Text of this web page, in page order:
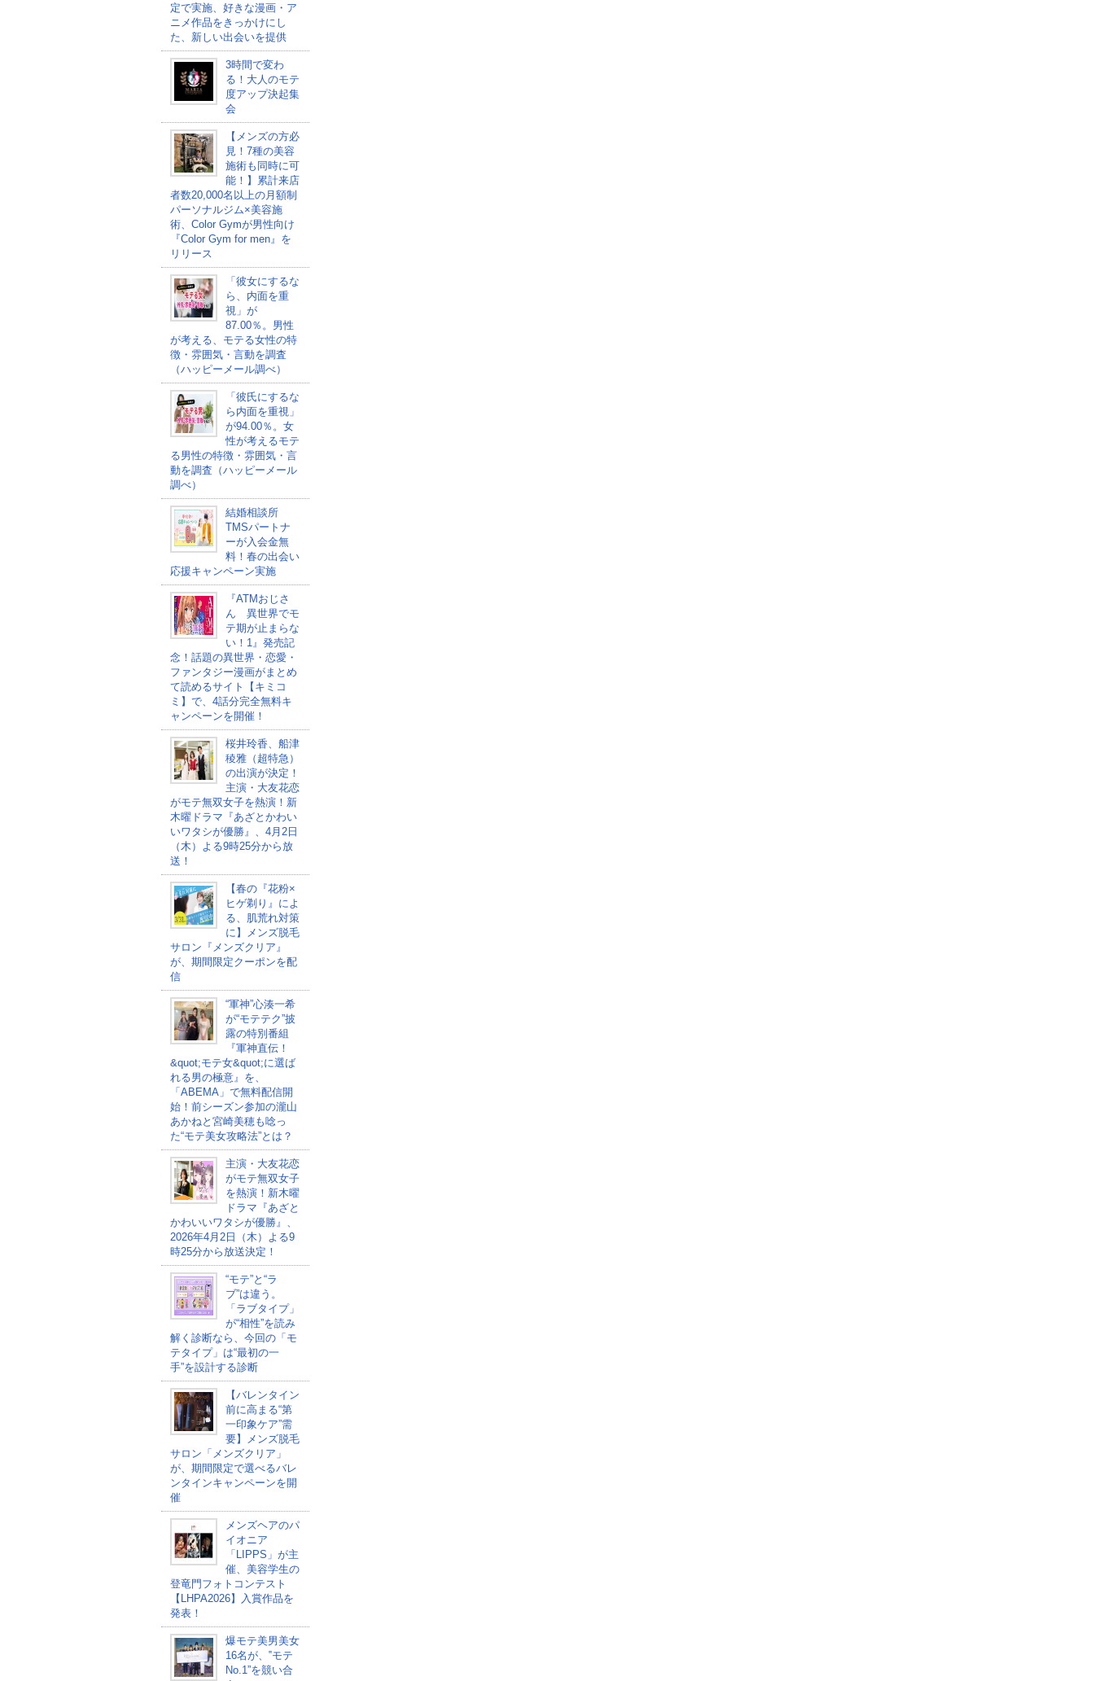
定で実施、好きな漫画・ア
ニメ作品をきっかけにし
た、新しい出会いを提供
3時間で変わ
る！大人のモテ
度アップ決起集
会
【メンズの方必
見！7種の美容
施術も同時に可
能！】累計来店
者数20,000名以上の月額制
パーソナルジム×美容施
術、Color Gymが男性向け
『Color Gym for men』を
リリース
「彼女にするな
ら、内面を重
視」が
87.00％。男性
が考える、モテる女性の特
徴・雰囲気・言動を調査
（ハッピーメール調べ）
「彼氏にするな
ら内面を重視」
が94.00％。女
性が考えるモテ
る男性の特徴・雰囲気・言
動を調査（ハッピーメール
調べ）
結婚相談所
TMSパートナ
ーが入会金無
料！春の出会い
応援キャンペーン実施
『ATMおじさ
ん 異世界でモ
テ期が止まらな
い！1』発売記
念！話題の異世界・恋愛・
ファンタジー漫画がまとめ
て読めるサイト【キミコ
ミ】で、4話分完全無料キ
ャンペーンを開催！
桜井玲香、船津
稜雅（超特急）
の出演が決定！
主演・大友花恋
がモテ無双女子を熱演！新
木曜ドラマ『あざとかわい
いワタシが優勝』、4月2日
（木）よる9時25分から放
送！
【春の『花粉×
ヒゲ剃り』によ
る、肌荒れ対策
に】メンズ脱毛
サロン『メンズクリア』
が、期間限定クーポンを配
信
“軍神”心湊一希
が“モテテク”披
露の特別番組
『軍神直伝！
&quot;モテ女&quot;に選ば
れる男の極意』を、
「ABEMA」で無料配信開
始！前シーズン参加の瀧山
あかねと宮崎美穂も唸っ
た“モテ美女攻略法”とは？
主演・大友花恋
がモテ無双女子
を熱演！新木曜
ドラマ『あざと
かわいいワタシが優勝』、
2026年4月2日（木）よる9
時25分から放送決定！
“モテ”と“ラ
ブ”は違う。
「ラブタイプ」
が“相性”を読み
解く診断なら、今回の「モ
テタイプ」は“最初の一
手”を設計する診断
【バレンタイン
前に高まる“第
一印象ケア”需
要】メンズ脱毛
サロン「メンズクリア」
が、期間限定で選べるバレ
ンタインキャンペーンを開
催
メンズヘアのパ
イオニア
「LIPPS」が主
催、美容学生の
登竜門フォトコンテスト
【LHPA2026】入賞作品を
発表！
爆モテ美男美女
16名が、‟モテ
No.1”を競い合